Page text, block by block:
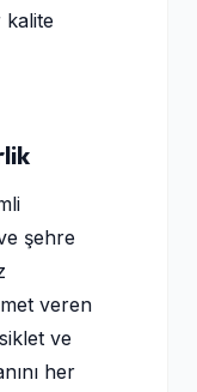
kalite
şehre
veren
ve
her